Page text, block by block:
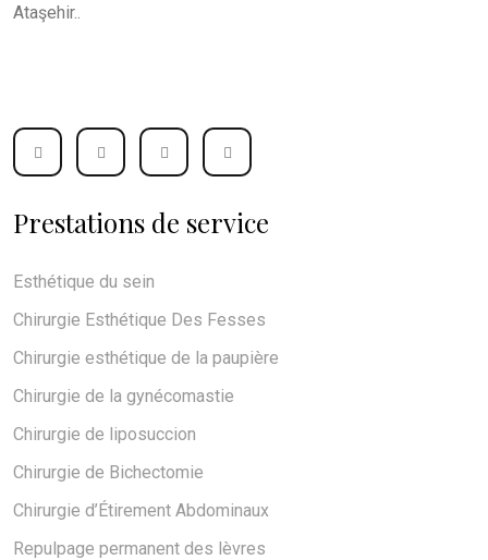
Ataşehir..
Prestations de service
Esthétique du sein
Chirurgie Esthétique Des Fesses
Chirurgie esthétique de la paupière
Chirurgie de la gynécomastie
Chirurgie de liposuccion
Chirurgie de Bichectomie
Chirurgie d’Étirement Abdominaux
Repulpage permanent des lèvres